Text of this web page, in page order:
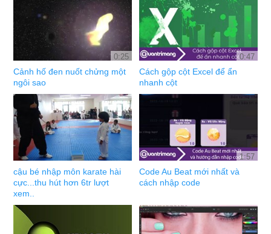
0:25
Cảnh hố đen nuốt chửng một
ngôi sao
0:47
Cách gộp cột Excel để ẩn
nhanh cột
cậu bé nhập môn karate hài
cực...thu hút hơn 6tr lượt
xem..
1:57
Code Au Beat mới nhất và
cách nhập code